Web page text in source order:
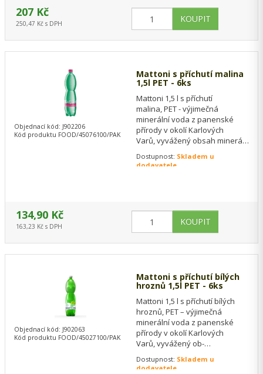
207 Kč
250,47 Kč s DPH
Mattoni s příchutí malina
1,5l PET - 6ks
Mattoni 1,5 l s příchutí
malina, PET - výjimečná
minerální voda z panenské
přírody v okolí Karlových
Varů, vyvážený obsah minerálů,
života, ke…
Dostupnost: Skladem u
dodavatele
Objednací kód: J902206
Kód produktu FOOD/45076100/PAK
134,90 Kč
163,23 Kč s DPH
Mattoni s příchutí bílých
hroznů 1,5l PET - 6ks
Mattoni 1,5 l s příchutí bílých
hroznů, PET – výjimečná
minerální voda z panenské
přírody v okolí Karlových
Varů, vyvážený ob­
zdravou chuť do života, ke…
Dostupnost: Skladem u
dodavatele
Objednací kód: J902063
Kód produktu FOOD/45027100/PAK